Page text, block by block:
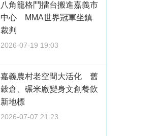
八角籠格鬥擂台搬進嘉義市
中心 MMA世界冠軍坐鎮
裁判
2026-07-19 19:03
嘉義農村老空間大活化 舊
穀倉、碾米廠變身文創餐飲
新地標
2026-07-07 21:23